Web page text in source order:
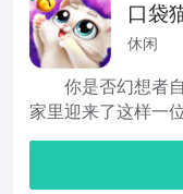
口袋
物猫
休闲
你是否幻想者自
家里迎来了这样一